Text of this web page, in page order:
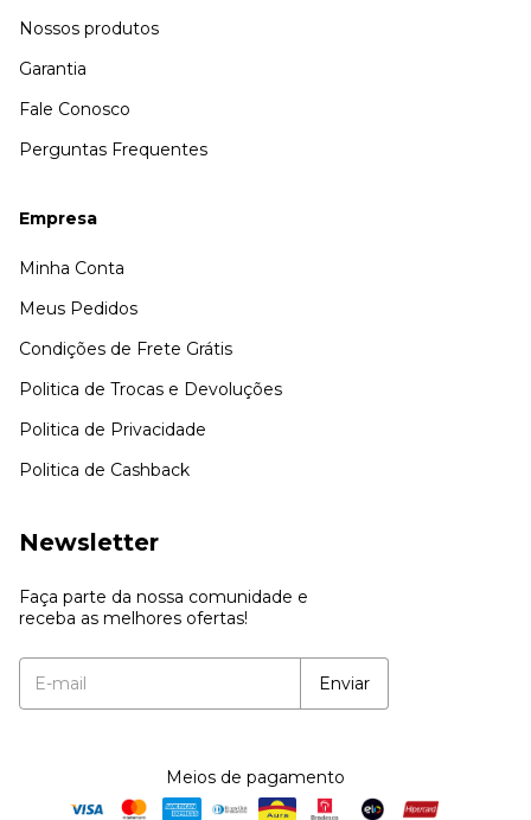
Nossos produtos
Garantia
Fale Conosco
Perguntas Frequentes
Empresa
Minha Conta
Meus Pedidos
Condições de Frete Grátis
Politica de Trocas e Devoluções
Politica de Privacidade
Politica de Cashback
Newsletter
Faça parte da nossa comunidade e
receba as melhores ofertas!
Meios de pagamento